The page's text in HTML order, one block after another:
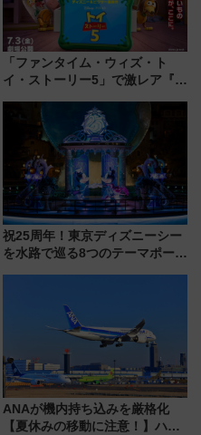
「ファンタイム・ウィズ・ト
イ・ストーリー5」で激レア『ロ
デコレーションも徹底解説
祝25周年！東京ディズニーシー
を水路で巡る8つのテーマポート
ANAが機内持ち込みを厳格化
【夏休みの移動に注意！】ハン